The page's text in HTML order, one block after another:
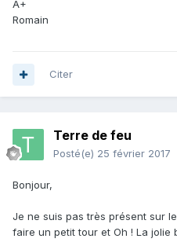
A+
Romain
Citer
Terre de feu
Posté(e) 25 février 2017
Bonjour,
Je ne suis pas très présent sur
faire un petit tour et Oh ! La jolie